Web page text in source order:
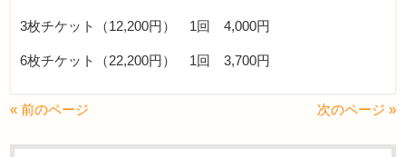
3枚チケット（12,200円） 1回 4,000円
6枚チケット（22,200円） 1回 3,700円
« 前のページ 次のページ »